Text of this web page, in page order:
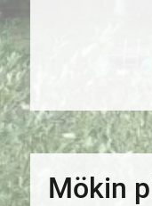
Mökin